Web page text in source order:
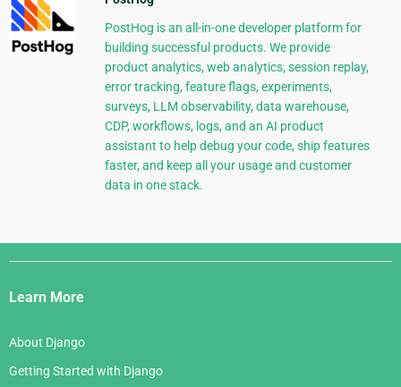
PostHog is an all-in-one developer platform for
building successful products. We provide
product analytics, web analytics, session replay,
error tracking, feature flags, experiments,
surveys, LLM observability, data warehouse,
CDP, workflows, logs, and an AI product
assistant to help debug your code, ship features
faster, and keep all your usage and customer
data in one stack.
Django
Links
Learn More
About Django
Getting Started with Django